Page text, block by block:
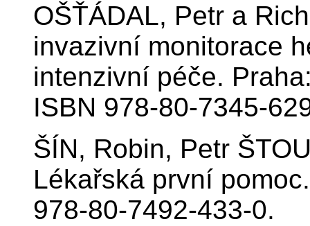
OŠŤÁDAL, Petr a
invazivní monitorace
intenzivní péče.
ISBN 978-80-7345-
ŠÍN, Robin, Petr
Lékařská první
978-80-7492-433-0.